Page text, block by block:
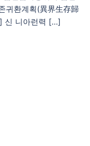
귀환계획(異界生存歸
신 니아런력 […]